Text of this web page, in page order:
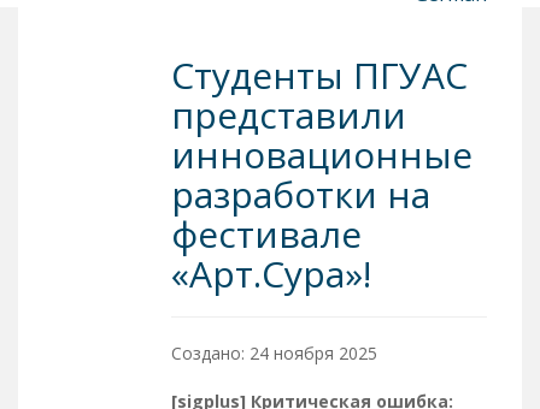
Студенты ПГУАС
представили
инновационные
разработки на
фестивале
«Арт.Сура»!
Создано: 24 ноября 2025
[sigplus] Критическая ошибка: